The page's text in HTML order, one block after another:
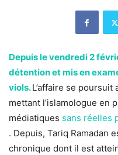
Depuis le vendredi 2
détention et mis en
viols. L’affaire se
mettant l’islamologue en
médiatiques sans réelles
. Depuis, Tariq Ramadan
chronique dont il est